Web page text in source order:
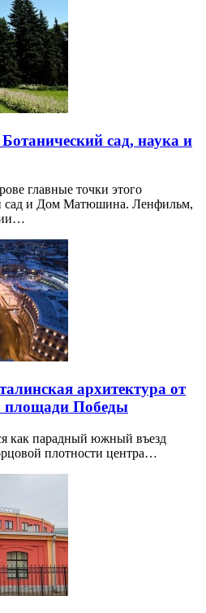
сад, наука и
главные точки этого
сад и Дом Матюшина. Ленфильм,
архитектура от
площади Победы
как парадный южный въезд
плотности центра…